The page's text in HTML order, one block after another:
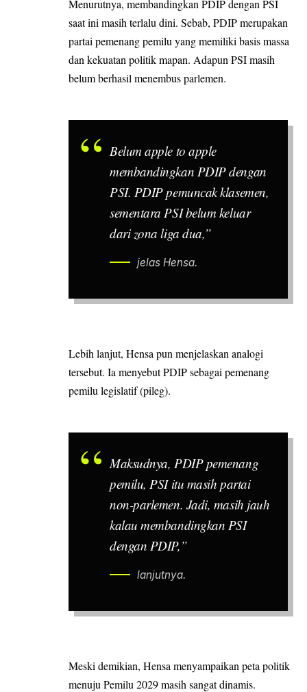
Menurutnya, membandingkan PDIP dengan PSI
saat ini masih terlalu dini. Sebab, PDIP merupakan
partai pemenang pemilu yang memiliki basis massa
dan kekuatan politik mapan. Adapun PSI masih
belum berhasil menembus parlemen.
Belumapple to apple
membandingkan PDIP dengan
PSI. PDIP pemuncak klasemen,
sementara PSI belum keluar
dari zona liga dua,”
jelas Hensa.
Lebih lanjut, Hensa pun menjelaskan analogi
tersebut. Ia menyebut PDIP sebagai pemenang
pemilu legislatif (pileg).
Maksudnya, PDIP pemenang
pemilu, PSI itu masih partai
non-parlemen. Jadi, masih jauh
kalau membandingkan PSI
dengan PDIP,”
lanjutnya.
Meski demikian, Hensa menyampaikan peta politik
menuju Pemilu 2029 masih sangat dinamis.